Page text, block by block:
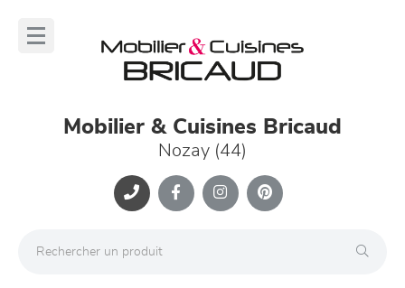
Mobilier & Cuisines Bricaud
Nozay (44)